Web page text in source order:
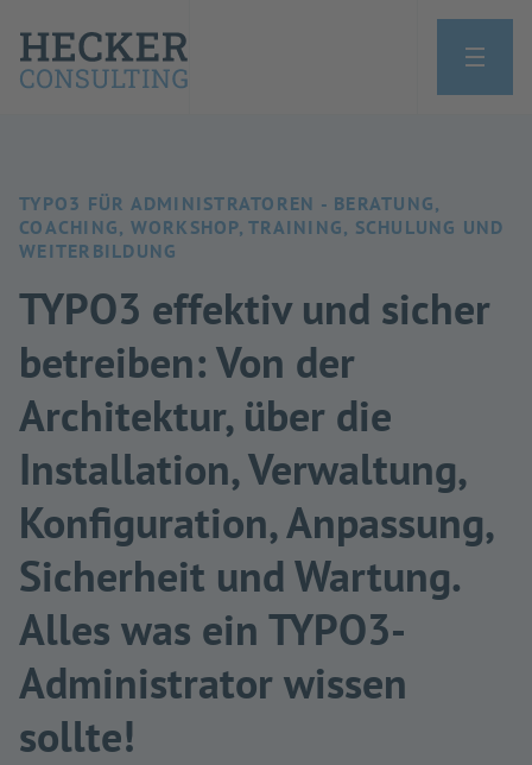
TYPO3 FÜR ADMINISTRATOREN - BERATUNG,
COACHING, WORKSHOP, TRAINING, SCHULUNG UND
WEITERBILDUNG
TYPO3 effektiv und sicher
betreiben: Von der
Architektur, über die
Installation, Verwaltung,
Konfiguration, Anpassung,
Sicherheit und Wartung.
Alles was ein TYPO3-
Administrator wissen
sollte!